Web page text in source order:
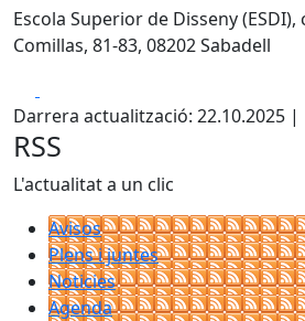
Escola Superior de Disseny
Comillas, 81-83, 08202 Sabadell
Darrera actualització: 22.10.2025 |
RSS
L'actualitat a un clic
Avisos
Plens i juntes
Noticies
Agenda